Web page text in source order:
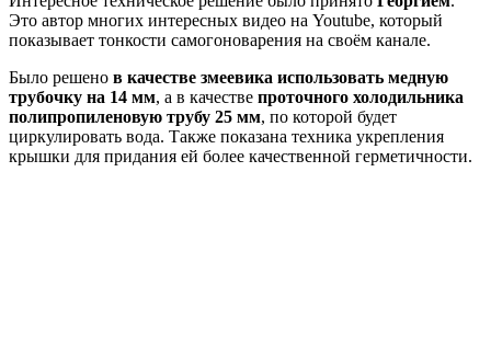
Это автор многих интересных видео на Youtube, который
показывает тонкости самогоноварения на своём канале.
Было решено в качестве змеевика использовать медную
трубочку на 14 мм, а в качестве проточного холодильника
полипропиленовую трубу 25 мм, по которой будет
циркулировать вода. Также показана техника укрепления
крышки для придания ей более качественной герметичности.